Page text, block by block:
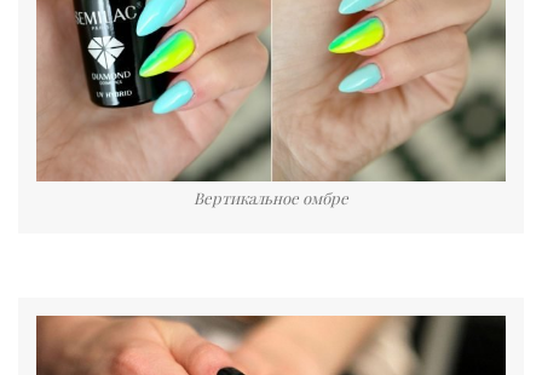
Вертикальное омбре